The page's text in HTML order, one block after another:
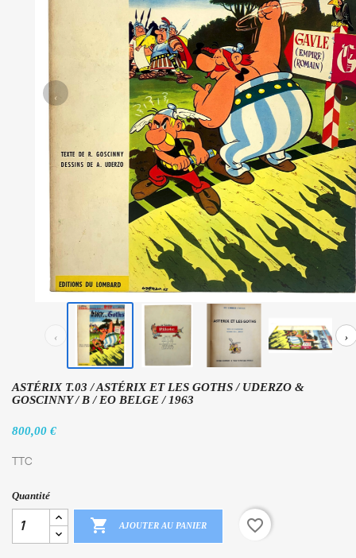
‹ ›
‹ ›
ASTÉRIX T.03 / ASTÉRIX ET LES GOTHS / UDERZO &
GOSCINNY / B / EO BELGE / 1963
800,00 €
TTC
Quantité
 AJOUTER AU PANIER favorite_border